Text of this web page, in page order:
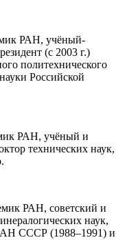
РАН, учёный-
(с 2003 г.)
политехнического
Российской
РАН, учёный и
технических наук,
РАН, советский и
наук,
АН СССР (1988–1991) и